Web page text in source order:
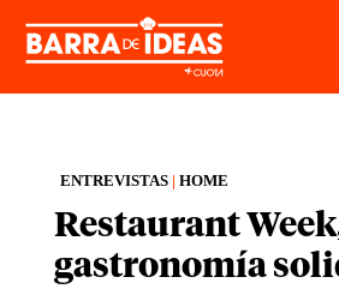
ENTREVISTAS| HOME
Restaurant
gastronomía